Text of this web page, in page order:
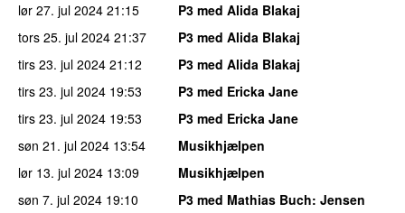
lør 27. jul 2024 21:15
P3 med Alida Blakaj
tors 25. jul 2024 21:37
P3 med Alida Blakaj
tirs 23. jul 2024 21:12
P3 med Alida Blakaj
tirs 23. jul 2024 19:53
P3 med Ericka Jane
tirs 23. jul 2024 19:53
P3 med Ericka Jane
søn 21. jul 2024 13:54
Musikhjælpen
lør 13. jul 2024 13:09
Musikhjælpen
søn 7. jul 2024 19:10 P3 med Mathias Buch: Jensen